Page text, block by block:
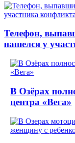
Телефон,
нашелся у
В Озёрах
центра «Вега»